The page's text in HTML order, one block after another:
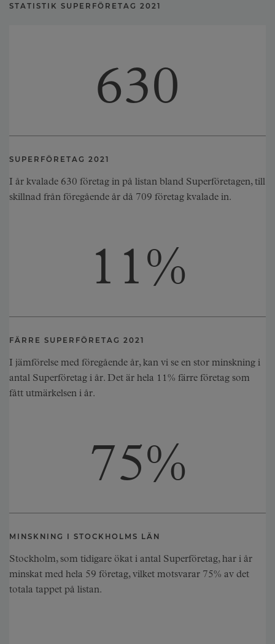
STATISTIK SUPERFÖRETAG 2021
630
SUPERFÖRETAG 2021
I år kvalade 630 företag in på listan bland Superföretagen, till
skillnad från föregående år då 709 företag kvalade in.
11%
FÄRRE SUPERFÖRETAG 2021
I jämförelse med föregående år, kan vi se en stor minskning i
antal Superföretag i år. Det är hela 11% färre företag som
fått utmärkelsen i år.
75%
MINSKNING I STOCKHOLMS LÄN
Stockholm, som tidigare ökat i antal Superföretag, har i år
minskat med hela 59 företag, vilket motsvarar 75% av det
totala tappet på listan.